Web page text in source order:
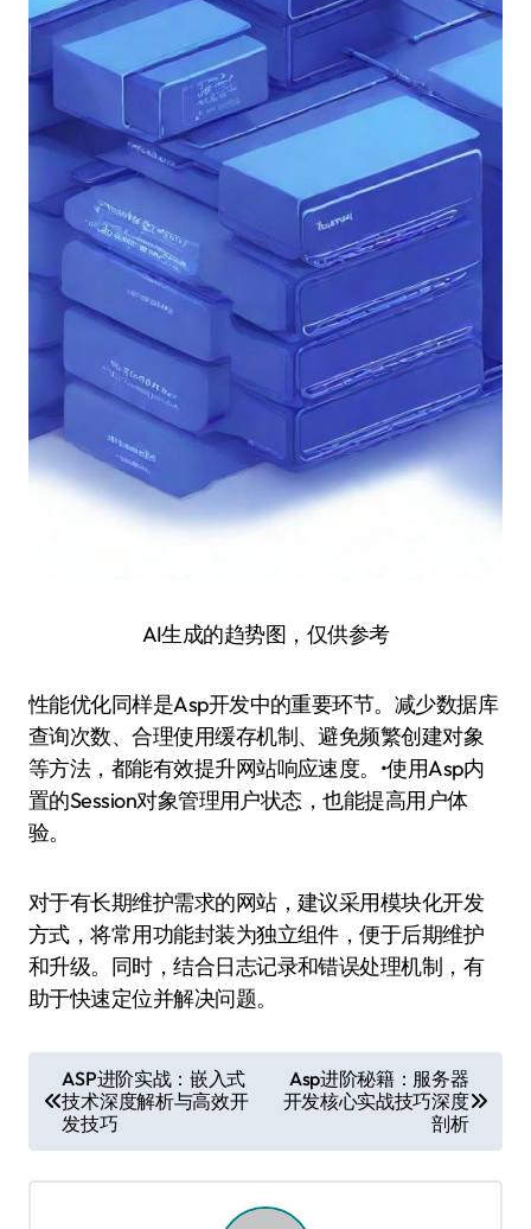
AI生成的趋势图，仅供参考
性能优化同样是Asp开发中的重要环节。减少数据库
查询次数、合理使用缓存机制、避免频繁创建对象
等方法，都能有效提升网站响应速度。•使用Asp内
置的Session对象管理用户状态，也能提高用户体
验。
对于有长期维护需求的网站，建议采用模块化开发
方式，将常用功能封装为独立组件，便于后期维护
和升级。同时，结合日志记录和错误处理机制，有
助于快速定位并解决问题。
章
导
航
ASP进阶实战：嵌入式
技术深度解析与高效开
发技巧
Asp进阶秘籍：服务器
开发核心实战技巧深度
剖析